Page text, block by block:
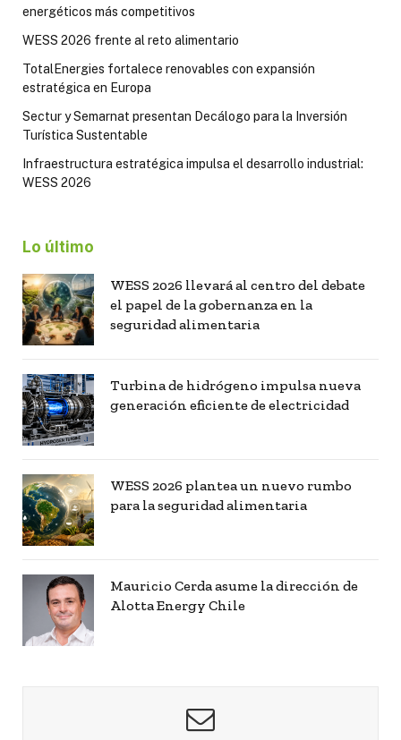
energéticos más competitivos
WESS 2026 frente al reto alimentario
TotalEnergies fortalece renovables con expansión
estratégica en Europa
Sectur y Semarnat presentan Decálogo para la Inversión
Turística Sustentable
Infraestructura estratégica impulsa el desarrollo industrial:
WESS 2026
Lo último
WESS 2026 llevará al centro del debate
el papel de la gobernanza en la
seguridad alimentaria
Turbina de hidrógeno impulsa nueva
generación eficiente de electricidad
WESS 2026 plantea un nuevo rumbo
para la seguridad alimentaria
Mauricio Cerda asume la dirección de
Alotta Energy Chile